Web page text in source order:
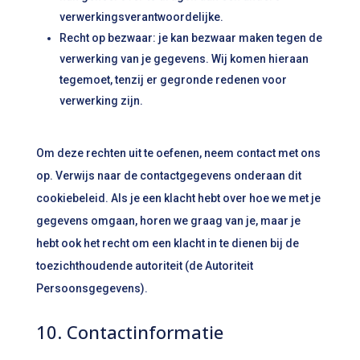
verwerkingsverantwoordelijke.
Recht op bezwaar: je kan bezwaar maken tegen de
verwerking van je gegevens. Wij komen hieraan
tegemoet, tenzij er gegronde redenen voor
verwerking zijn.
Om deze rechten uit te oefenen, neem contact met ons
op. Verwijs naar de contactgegevens onderaan dit
cookiebeleid. Als je een klacht hebt over hoe we met je
gegevens omgaan, horen we graag van je, maar je
hebt ook het recht om een klacht in te dienen bij de
toezichthoudende autoriteit (de Autoriteit
Persoonsgegevens).
10. Contactinformatie